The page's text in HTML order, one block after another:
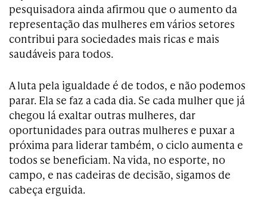
pesquisadora ainda afirmou que o aumento da
representação das mulheres em vários setores
contribui para sociedades mais ricas e mais
saudáveis para todos.
A luta pela igualdade é de todos, e não podemos
parar. Ela se faz a cada dia. Se cada mulher que já
chegou lá exaltar outras mulheres, dar
oportunidades para outras mulheres e puxar a
próxima para liderar também, o ciclo aumenta e
todos se beneficiam. Na vida, no esporte, no
campo, e nas cadeiras de decisão, sigamos de
cabeça erguida.